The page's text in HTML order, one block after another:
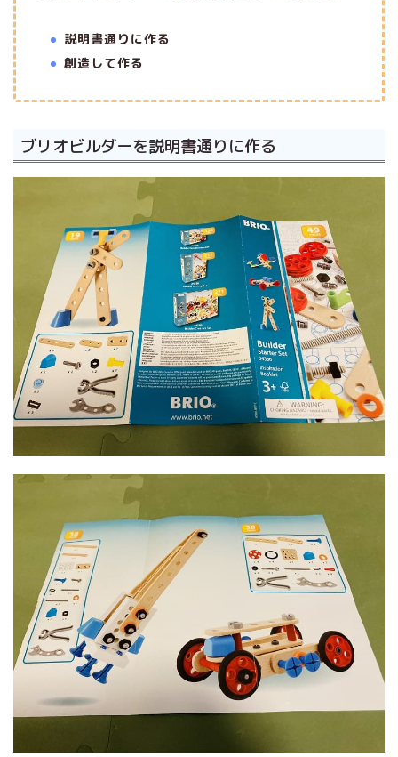
説明書通りに作る
創造して作る
ブリオビルダーを説明書通りに作る